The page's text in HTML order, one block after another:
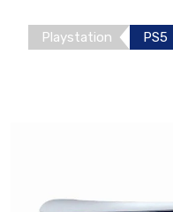
Playstation PS5